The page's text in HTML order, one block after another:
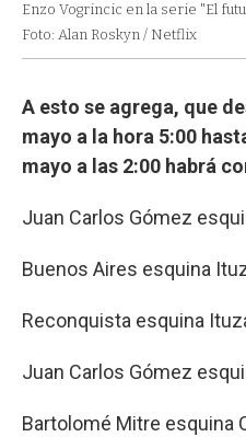
Enzo Vogrincic en la serie "El
Foto: Alan Roskyn / Netflix
A esto se agrega, que
mayo a la hora 5:00
mayo a las 2:00 habrá
Juan Carlos Gómez
Buenos Aires esquina
Reconquista esquina
Juan Carlos Gómez
Bartolomé Mitre esquina